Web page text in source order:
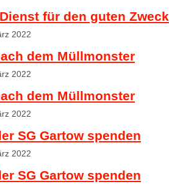
für den guten Zweck
2022
dem Müllmonster
2022
dem Müllmonster
2022
SG Gartow spenden
2022
SG Gartow spenden